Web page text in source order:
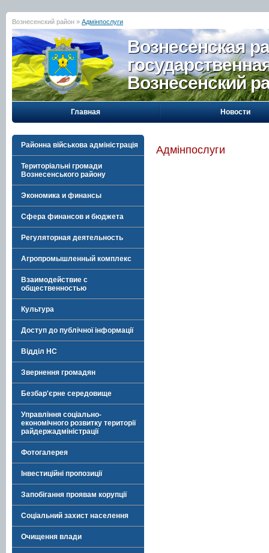
Вознесенский район » Адмінпослуги
Вознесенская
Вознесенский
Главная Новости
Районна військова адміністрація
Територіальні громади
Вознесенського району
Экономика и финансы
Сфера финансов и бюджета
Регуляторная деятельность
Агропромышленный комплекс
Взаимодействие с
общественностью
Культура
Доступ до публічної інформації
Відділ НС
Звернення громадян
Безбар'єрне середовище
Управління соціально-
економічного розвитку території
райдержадміністрації
Фотогалерея
Інвестиційні пропозиції
Запобігання проявам корупції
Соціальний захист населення
Очищення влади
Адмінпослуги